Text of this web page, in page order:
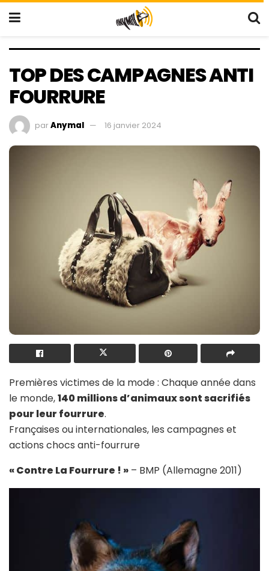
TOP DES CAMPAGNES ANTI
FOURRURE
parAnymal 16 janvier 2024
Premières victimes de la mode : Chaque année dans
le monde,140 millions d’animaux sont sacrifiés
pour leur fourrure.
Françaises ou internationales, les campagnes et
actions chocs anti-fourrure
« Contre La Fourrure ! » – BMP (Allemagne 2011)